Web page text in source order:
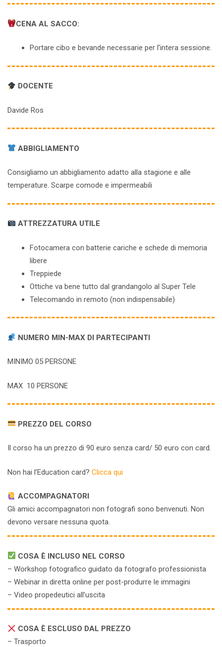
CENA AL SACCO:
Portare cibo e bevande necessarie per l’intera sessione.
DOCENTE
Davide Ros
ABBIGLIAMENTO
Consigliamo un abbigliamento adatto alla stagione e alle
temperature. Scarpe comode e impermeabili
ATTREZZATURA UTILE
Fotocamera con batterie cariche e schede di memoria
libere
Treppiede
Ottiche va bene tutto dal grandangolo al Super Tele
Telecomando in remoto (non indispensabile)
NUMERO MIN-MAX DI PARTECIPANTI
MINIMO 05 PERSONE
MAX 10 PERSONE
PREZZO DEL CORSO
Il corso ha un prezzo di 90 euro senza card/ 50 euro con card.
Non hai l’Education card? Clicca qui
ACCOMPAGNATORI
Gli amici accompagnatori non fotografi sono benvenuti. Non
devono versare nessuna quota.
COSA È INCLUSO NEL CORSO
– Workshop fotografico guidato da fotografo professionista
– Webinar in diretta online per post-produrre le immagini
– Video propedeutici all’uscita
COSA È ESCLUSO DAL PREZZO
– Trasporto